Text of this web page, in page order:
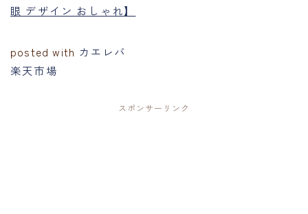
眼 デザイン おしゃれ】
posted with カエレバ
楽天市場
スポンサーリンク